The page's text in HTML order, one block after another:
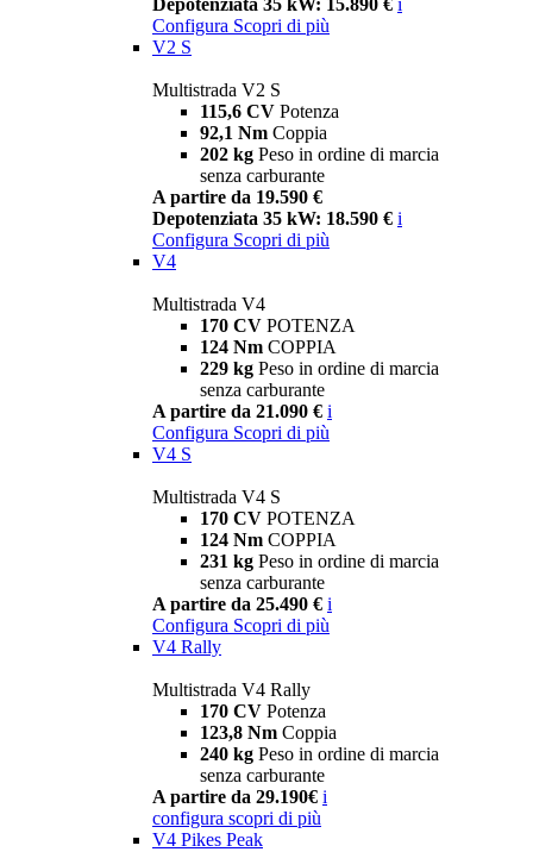
Depotenziata 35 kW: 15.890 € i
Configura Scopri di più
V2 S
Multistrada V2 S
115,6 CV Potenza
92,1 Nm Coppia
202 kg Peso in ordine di marcia
senza carburante
A partire da 19.590 €
Depotenziata 35 kW: 18.590 € i
Configura Scopri di più
V4
Multistrada V4
170 CV POTENZA
124 Nm COPPIA
229 kg Peso in ordine di marcia
senza carburante
A partire da 21.090 € i
Configura Scopri di più
V4 S
Multistrada V4 S
170 CV POTENZA
124 Nm COPPIA
231 kg Peso in ordine di marcia
senza carburante
A partire da 25.490 € i
Configura Scopri di più
V4 Rally
Multistrada V4 Rally
170 CV Potenza
123,8 Nm Coppia
240 kg Peso in ordine di marcia
senza carburante
A partire da 29.190€ i
configura scopri di più
V4 Pikes Peak